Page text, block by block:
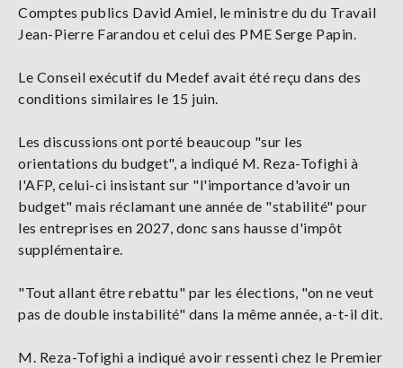
Comptes publics David Amiel, le ministre du du Travail
Jean-Pierre Farandou et celui des PME Serge Papin.
Le Conseil exécutif du Medef avait été reçu dans des
conditions similaires le 15 juin.
Les discussions ont porté beaucoup "sur les
orientations du budget", a indiqué M. Reza-Tofighi à
l'AFP, celui-ci insistant sur "l'importance d'avoir un
budget" mais réclamant une année de "stabilité" pour
les entreprises en 2027, donc sans hausse d'impôt
supplémentaire.
"Tout allant être rebattu" par les élections, "on ne veut
pas de double instabilité" dans la même année, a-t-il dit.
M. Reza-Tofighi a indiqué avoir ressenti chez le Premier